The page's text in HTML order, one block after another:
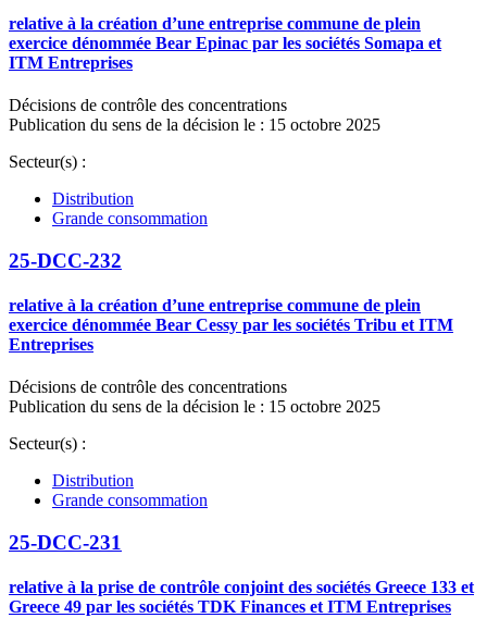
relative à la création d’une entreprise commune de plein
exercice dénommée Bear Epinac par les sociétés Somapa et
ITM Entreprises
Décisions de contrôle des concentrations
Publication du sens de la décision le : 15 octobre 2025
Secteur(s) :
Distribution
Grande consommation
25-DCC-232
relative à la création d’une entreprise commune de plein
exercice dénommée Bear Cessy par les sociétés Tribu et ITM
Entreprises
Décisions de contrôle des concentrations
Publication du sens de la décision le : 15 octobre 2025
Secteur(s) :
Distribution
Grande consommation
25-DCC-231
relative à la prise de contrôle conjoint des sociétés Greece 133 et
Greece 49 par les sociétés TDK Finances et ITM Entreprises